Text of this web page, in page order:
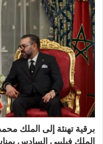
برقية تهنئة إلى الملك
الملك فيليبي السادس